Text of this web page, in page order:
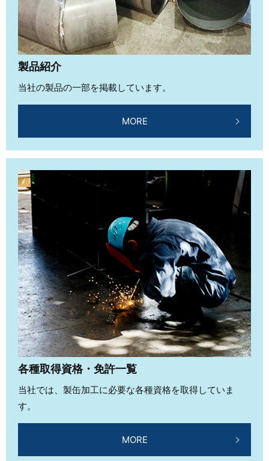
製品紹介
当社の製品の一部を掲載しています。
MORE
各種取得資格・免許一覧
当社では、製缶加工に必要な各種資格を取得していま
す。
MORE